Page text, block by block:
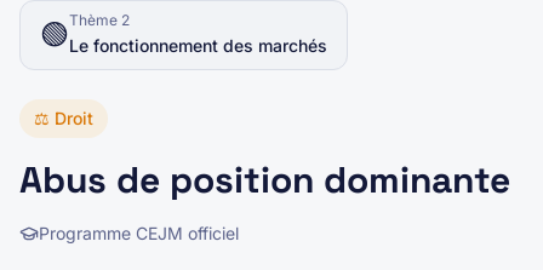
🟢Thème 2
Le fonctionnement des marchés
⚖️ Droit
Abus de position dominante
Programme CEJM officiel